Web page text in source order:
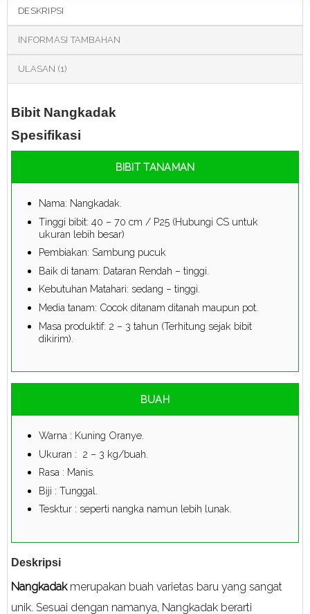
DESKRIPSI
INFORMASI TAMBAHAN
ULASAN (1)
Bibit Nangkadak
Spesifikasi
BIBIT TANAMAN
Nama: Nangkadak.
Tinggi bibit: 40 – 70 cm / P25 (Hubungi CS untuk
ukuran lebih besar)
Pembiakan: Sambung pucuk
Baik di tanam: Dataran Rendah – tinggi.
Kebutuhan Matahari: sedang – tinggi.
Media tanam: Cocok ditanam ditanah maupun pot.
Masa produktif: 2 – 3 tahun (Terhitung sejak bibit
dikirim).
BUAH
Warna : Kuning Oranye.
Ukuran : 2 – 3 kg/buah.
Rasa : Manis.
Biji : Tunggal.
Tesktur : seperti nangka namun lebih lunak.
Deskripsi
Nangkadak merupakan buah varietas baru yang sangat
unik. Sesuai dengan namanya, Nangkadak berarti